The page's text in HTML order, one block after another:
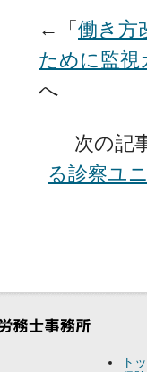
←「 働き方
ために監視
へ
次の記
る診察ユ
ト